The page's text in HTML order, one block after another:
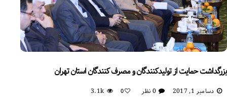
بزرگداشت حمایت از تولیدکنندگان و مصرف کنندگان استان تهران
دسامبر 1, 2017 0 نظر 0
3.1k